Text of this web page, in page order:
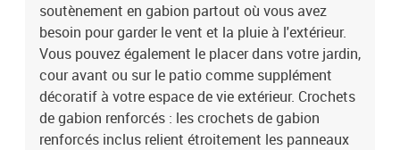
soutènement en gabion partout où vous avez
besoin pour garder le vent et la pluie à l'extérieur.
Vous pouvez également le placer dans votre jardin,
cour avant ou sur le patio comme supplément
décoratif à votre espace de vie extérieur. Crochets
de gabion renforcés : les crochets de gabion
renforcés inclus relient étroitement les panneaux